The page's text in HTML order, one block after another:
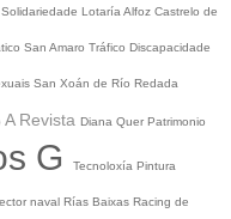
Solidariedade Lotaría Alfoz Castrelo de
San Amaro Tráfico Discapacidade
San Xoán de Río Redada
A Revista Diana Quer Patrimonio
G Tecnoloxía Pintura
naval Rías Baixas Racing de